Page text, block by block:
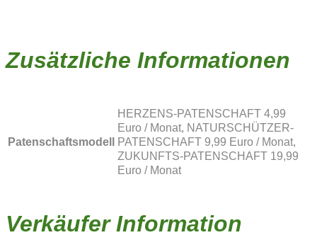
Zusätzliche Informationen
Patenschaftsmodell
HERZENS-PATENSCHAFT 4,99
Euro / Monat, NATURSCHÜTZER-
PATENSCHAFT 9,99 Euro / Monat,
ZUKUNFTS-PATENSCHAFT 19,99
Euro / Monat
Verkäufer Information